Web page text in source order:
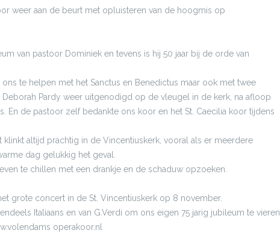
weer aan de beurt met opluisteren van de hoogmis op
van pastoor Dominiek en tevens is hij 50 jaar bij de orde van
te helpen met het Sanctus en Benedictus maar ook met twee
Pardy weer uitgenodigd op de vleugel in de kerk, na afloop
En de pastoor zelf bedankte ons koor en het St. Caecilia koor tijdens
altijd prachtig in de Vincentiuskerk, vooral als er meerdere
dag gelukkig het geval.
te chillen met een drankje en de schaduw opzoeken.
grote concert in de St. Vincentiuskerk op 8 november.
Italiaans en van G.Verdi om ons eigen 75 jarig jubileum te vieren.
operakoor.nl